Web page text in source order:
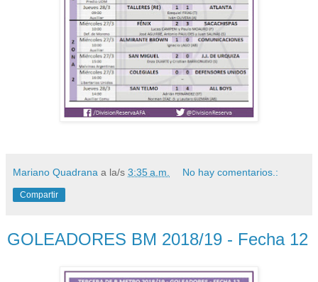
Mariano Quadrana a la/s 3:35 a.m. No hay comentarios.:
Compartir
GOLEADORES BM 2018/19 - Fecha 12